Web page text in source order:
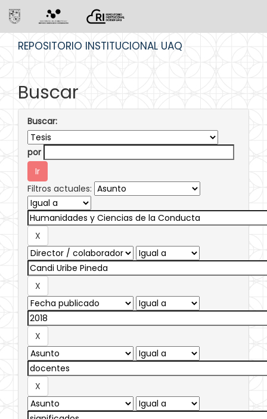
REPOSITORIO INSTITUCIONAL UAQ
Buscar
Buscar:
por
Filtros actuales: